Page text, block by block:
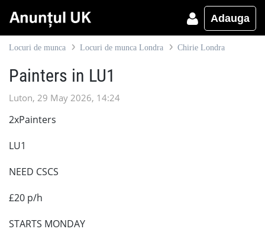
Adauga
Locuri de munca Locuri de munca Londra Chirie Londra
Painters in LU1
Luton, 29 May 2026, 14:24
2xPainters
LU1
NEED CSCS
£20 p/h
STARTS MONDAY